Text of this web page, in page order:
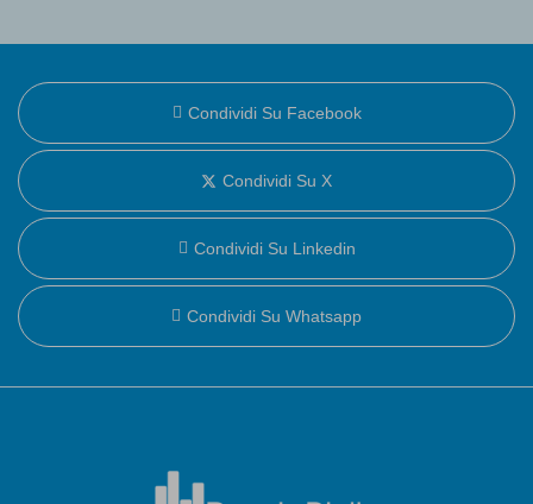
Condividi Su Facebook
Condividi Su X
Condividi Su Linkedin
Condividi Su Whatsapp